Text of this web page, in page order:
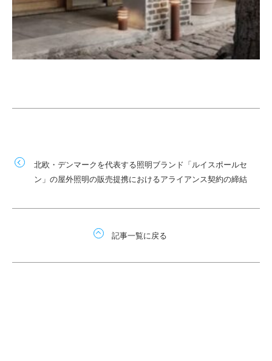
北欧・デンマークを代表する照明ブランド「ルイスポールセ
ン」の屋外照明の販売提携におけるアライアンス契約の締結
記事一覧に戻る